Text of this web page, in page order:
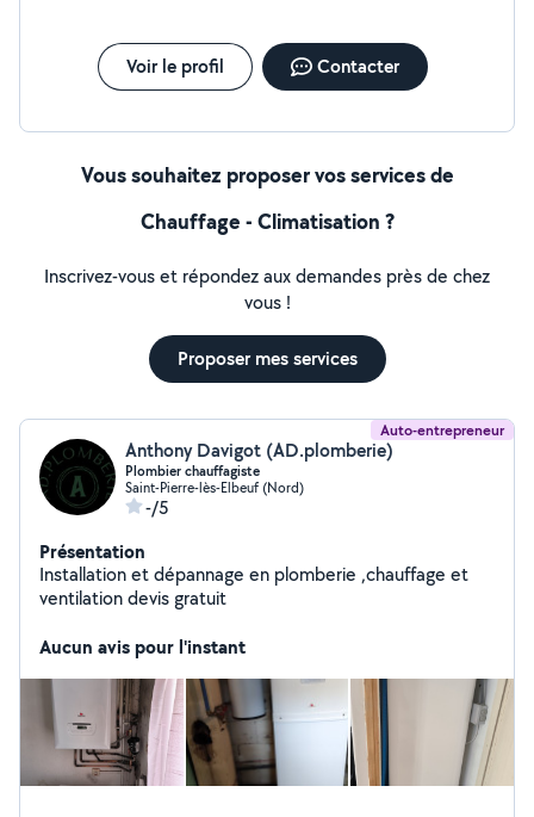
Voir le profil Contacter
Vous souhaitez proposer vos services de
Chauffage - Climatisation ?
Inscrivez-vous et répondez aux demandes près de chez
vous !
Proposer mes services
Auto-entrepreneur
Anthony Davigot (AD.plomberie)
Plombier chauffagiste
Saint-Pierre-lès-Elbeuf (Nord)
-/5
Présentation
Installation et dépannage en plomberie ,chauffage et
ventilation devis gratuit
Aucun avis pour l'instant